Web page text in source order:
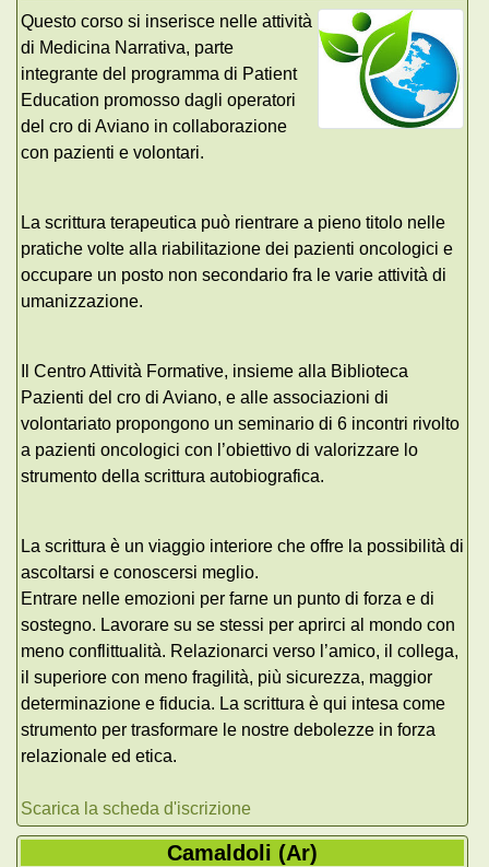
Questo corso si inserisce nelle attività
di Medicina Narrativa, parte
integrante del programma di Patient
Education promosso dagli operatori
del cro di Aviano in collaborazione
con pazienti e volontari.
La scrittura terapeutica può rientrare a pieno titolo nelle
pratiche volte alla riabilitazione dei pazienti oncologici e
occupare un posto non secondario fra le varie attività di
umanizzazione.
Il Centro Attività Formative, insieme alla Biblioteca
Pazienti del cro di Aviano, e alle associazioni di
volontariato propongono un seminario di 6 incontri rivolto
a pazienti oncologici con l’obiettivo di valorizzare lo
strumento della scrittura autobiografica.
La scrittura è un viaggio interiore che offre la possibilità di
ascoltarsi e conoscersi meglio.
Entrare nelle emozioni per farne un punto di forza e di
sostegno. Lavorare su se stessi per aprirci al mondo con
meno conflittualità. Relazionarci verso l’amico, il collega,
il superiore con meno fragilità, più sicurezza, maggior
determinazione e fiducia. La scrittura è qui intesa come
strumento per trasformare le nostre debolezze in forza
relazionale ed etica.
Scarica la scheda d'iscrizione
Camaldoli (Ar)